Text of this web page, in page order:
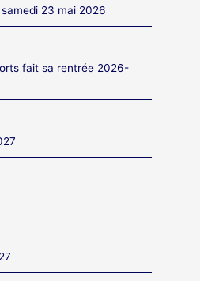
23 mai 2026
fait sa rentrée 2026-